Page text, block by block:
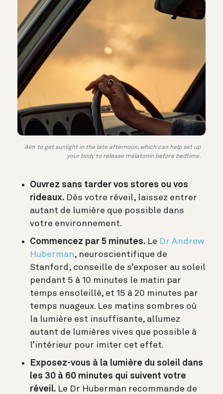
Aim to get sunlight in the late afternoon, which can help set up
your body to release melatonin before bedtime.
Ouvrez sans tarder vos stores ou vos
rideaux. Dès votre réveil, laissez entrer
autant de lumière que possible dans
votre environnement.
Commencez par 5 minutes. Le Dr Andrew
Huberman, neuroscientifique de
Stanford, conseille de s’exposer au soleil
pendant 5 à 10 minutes le matin par
temps ensoleillé, et 15 à 20 minutes par
temps nuageux. Les matins sombres où
la lumière est insuffisante, allumez
autant de lumières vives que possible à
l’intérieur pour imiter cet effet.
Exposez-vous à la lumière du soleil dans
les 30 à 60 minutes qui suivent votre
réveil. Le Dr Huberman recommande de